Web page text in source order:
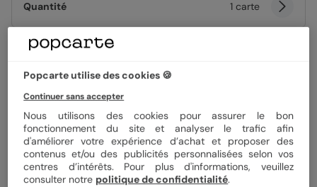
Quantité 1 carte
Enveloppe blanche offerte
Fabrication française
Expédition rapide en 24h
Personnaliser
Popcarte utilise des cookies 🍪
Continuer sans accepter
Nous utilisons des cookies pour assurer le bon
fonctionnement du site et analyser le trafic afin
d'améliorer votre expérience d’achat et proposer des
contenus et/ou des publicités personnalisées selon vos
centres d’intérêts. Pour plus d'informations, veuillez
consulter notre politique de confidentialité.